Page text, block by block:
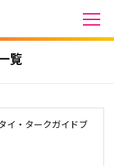
覧
イ・タークガイドブ